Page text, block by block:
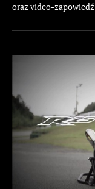
oraz video-